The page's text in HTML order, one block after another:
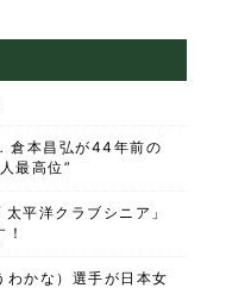
倉本昌弘が44年前の
最高位”
平洋クラブシニア」
わかな）選手が日本女